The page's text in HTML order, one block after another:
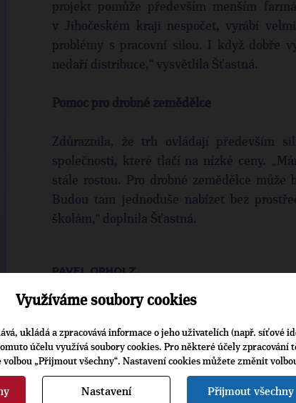
projekt pomůže především menším
v Jihočeském kraji nespočet, vyrábí
problémy s pracovní silou. I když dobře
nedaří distribuce,“ vysvětlila Šťastná.
Pomoc pro drobné zemědělce
Zdůraznila, že trh ovládají především
společnosti, které tlačí na nízké ceny.
stále rostou. Pro drobné zemědělce
Budou tam jednoduše nabízet bez
školám,“ doplnila Šťastná.
PAVEL ORHOLZ
ŠTÍTKY◀
Využíváme soubory cookies
ukládá a zpracovává informace o jeho uživatelích (např. síťové
účelu využívá soubory cookies. Pro některé účely zpracování
„Přijmout všechny“. Nastavení cookies můžete změnit
Nastavení Přijmout všechny